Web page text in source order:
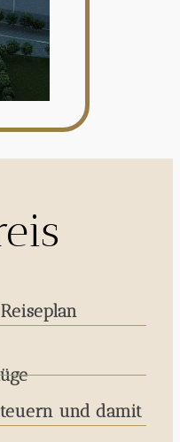
und damit